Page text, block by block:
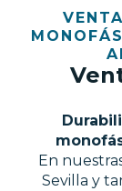
En
Sevilla y